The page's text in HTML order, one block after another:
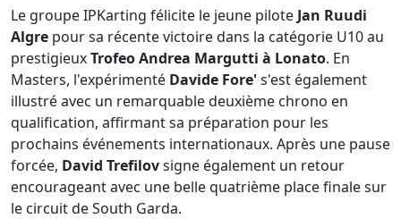
Le groupe IPKarting félicite le jeune pilote Jan Ruudi
Algre pour sa récente victoire dans la catégorie U10 au
prestigieuxTrofeo Andrea Margutti à Lonato. En
Masters, l'expérimenté Davide Fore's'est également
illustré avec un remarquable deuxième chrono en
qualification, affirmant sa préparation pour les
prochains événements internationaux. Après une pause
forcée, David Trefilovsigne également un retour
encourageant avec une belle quatrième place finale sur
le circuit de South Garda.